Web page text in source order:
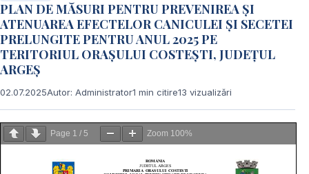
PLAN DE MĂSURI PENTRU PREVENIREA ŞI
ATENUAREA EFECTELOR CANICULEI ŞI SECETEI
PRELUNGITE PENTRU ANUL 2025 PE
TERITORIUL ORAȘULUI COSTEȘTI, JUDEȚUL
ARGEȘ
02.07.2025Autor: Administrator1 min citire13 vizualizări
Page 1 / 5 Zoom 100%